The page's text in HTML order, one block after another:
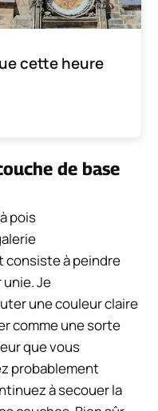
cette heure
de base
consiste à peindre
Je
une couleur claire
comme une sorte
que vous
probablement
à secouer la